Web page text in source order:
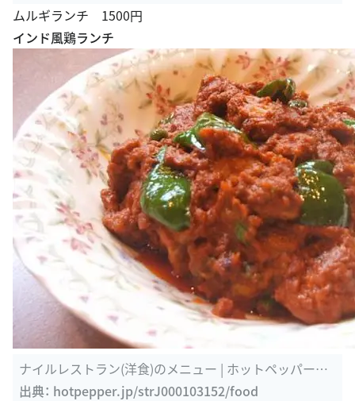
ムルギランチ 1500円
インド風鶏ランチ
ナイルレストラン(洋食)のメニュー | ホットペッパーグ
ルメ
出典： hotpepper.jp/strJ000103152/food